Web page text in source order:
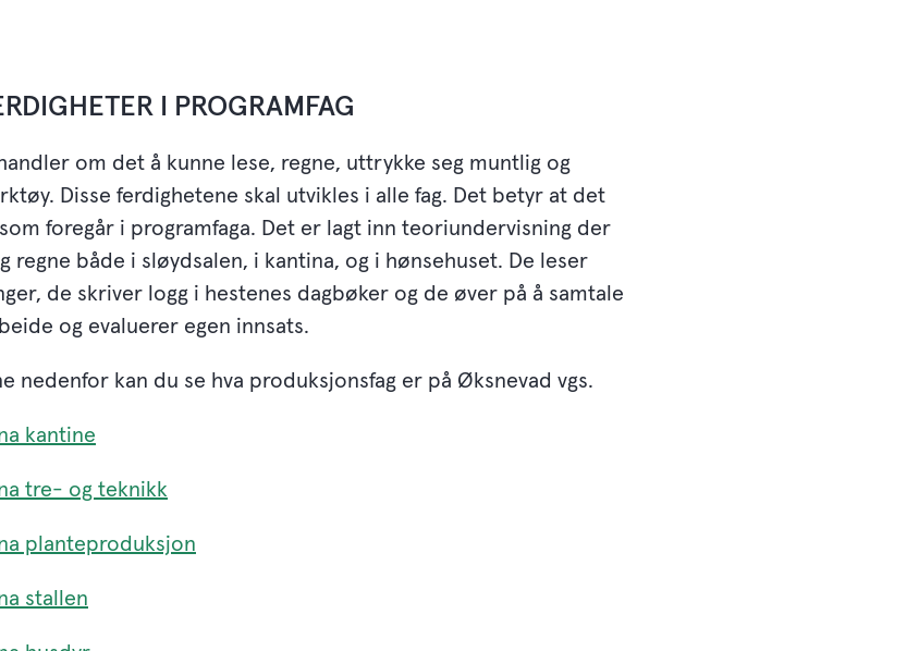
I PROGRAMFAG
om det å kunne lese, regne, uttrykke seg muntlig og
Disse ferdighetene skal utvikles i alle fag. Det betyr at det
foregår i programfaga. Det er lagt inn teoriundervisning der
regne både i sløydsalen, i kantina, og i hønsehuset. De leser
de skriver logg i hestenes dagbøker og de øver på å samtale
og evaluerer egen innsats.
nedenfor kan du se hva produksjonsfag er på Øksnevad vgs.
kantine
tre- og teknikk
planteproduksjon
stallen